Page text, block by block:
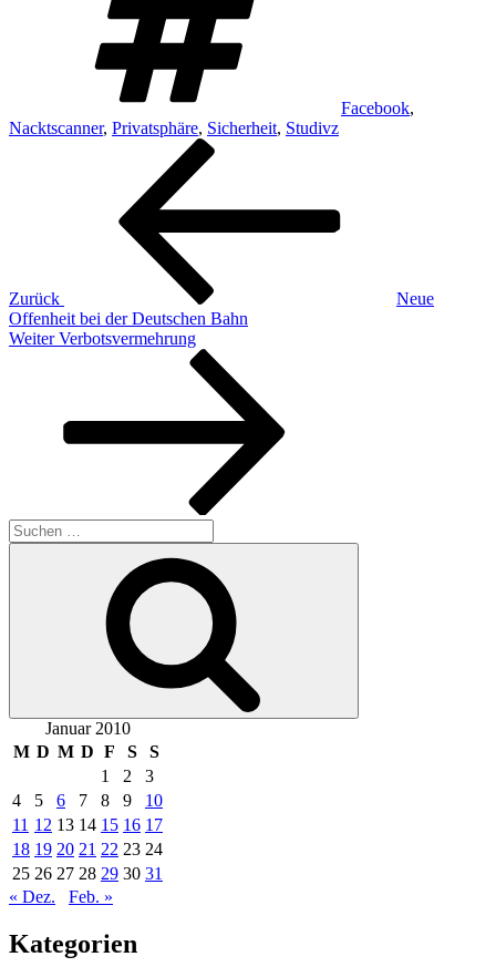
Facebook,
Nacktscanner, Privatsphäre, Sicherheit, Studivz
Beitragsnavigation
Zurück
Neue
Offenheit bei der Deutschen Bahn
Nächster
Weiter Verbotsvermehrung
Suche
nach:
Januar 2010
M D M D F S
S
1
2
3
4
5 6 7 8 9
10
11 12 13 14 15 16 17
18 19 20 21 22 23 24
25 26 27 28 29 30 31
« Dez.
Feb. »
Kategorien